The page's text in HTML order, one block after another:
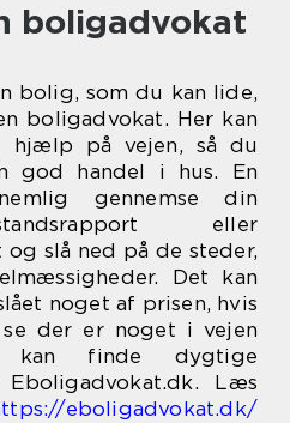
boligadvokat
bolig, som du kan lide,
boligadvokat. Her kan
på vejen, så du
god handel i hus. En
gennemse din
eller
slå ned på de steder,
Det kan
noget af prisen, hvis
der er noget i vejen
finde dygtige
Læs
eboligadvokat.dk/